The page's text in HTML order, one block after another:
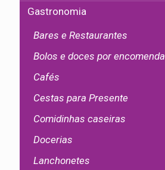
Gastronomia
Bares e Restaurantes
Bolos e doces por encomenda
Cafés
Cestas para Presente
Comidinhas caseiras
Docerias
Lanchonetes